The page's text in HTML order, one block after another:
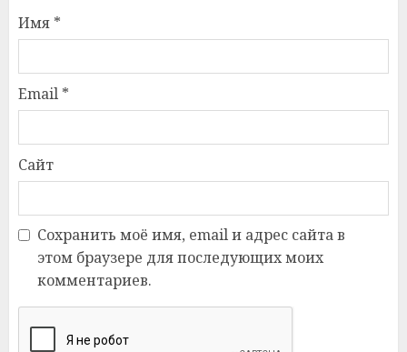
Имя *
Email *
Сайт
Сохранить моё имя, email и адрес сайта в
этом браузере для последующих моих
комментариев.